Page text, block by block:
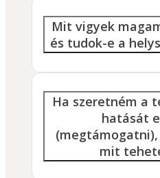
Mit vigyek
és tudok-e a
Ha szeretném a
hatását
mit